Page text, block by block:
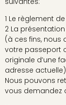
1 Le règlement
2 La
(à ces fins,
votre passeport
originale d’une
adresse
Nous pouvons
vous demandez